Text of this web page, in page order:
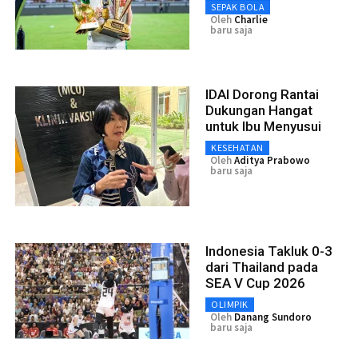
SEPAK BOLA
Oleh Charlie
baru saja
IDAI Dorong Rantai
Dukungan Hangat
untuk Ibu Menyusui
KESEHATAN
OlehAditya Prabowo
baru saja
Indonesia Takluk 0-3
dari Thailand pada
SEA V Cup 2026
OLIMPIK
Oleh Danang Sundoro
baru saja